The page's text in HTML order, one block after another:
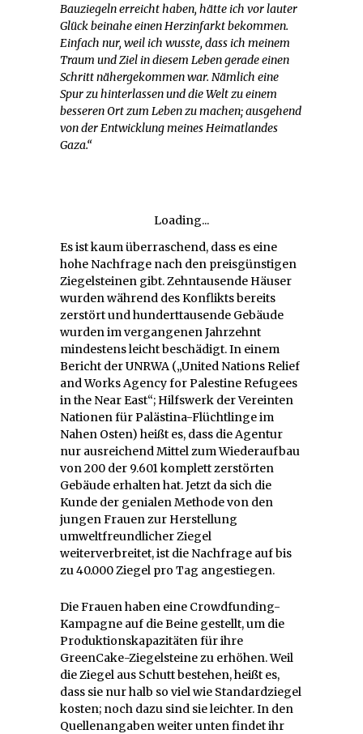
Bauziegeln erreicht haben, hätte ich vor lauter
Glück beinahe einen Herzinfarkt bekommen.
Einfach nur, weil ich wusste, dass ich meinem
Traum und Ziel in diesem Leben gerade einen
Schritt nähergekommen war. Nämlich eine
Spur zu hinterlassen und die Welt zu einem
besseren Ort zum Leben zu machen; ausgehend
von der Entwicklung meines Heimatlandes
Gaza.“
Loading...
Es ist kaum überraschend, dass es eine
hohe Nachfrage nach den preisgünstigen
Ziegelsteinen gibt. Zehntausende Häuser
wurden während des Konflikts bereits
zerstört und hunderttausende Gebäude
wurden im vergangenen Jahrzehnt
mindestens leicht beschädigt. In einem
Bericht der UNRWA („United Nations Relief
and Works Agency for Palestine Refugees
in the Near East“; Hilfswerk der Vereinten
Nationen für Palästina-Flüchtlinge im
Nahen Osten) heißt es, dass die Agentur
nur ausreichend Mittel zum Wiederaufbau
von 200 der 9.601 komplett zerstörten
Gebäude erhalten hat. Jetzt da sich die
Kunde der genialen Methode von den
jungen Frauen zur Herstellung
umweltfreundlicher Ziegel
weiterverbreitet, ist die Nachfrage auf bis
zu 40.000 Ziegel pro Tag angestiegen.
Die Frauen haben eine Crowdfunding-
Kampagne auf die Beine gestellt, um die
Produktionskapazitäten für ihre
GreenCake-Ziegelsteine zu erhöhen. Weil
die Ziegel aus Schutt bestehen, heißt es,
dass sie nur halb so viel wie Standardziegel
kosten; noch dazu sind sie leichter. In den
Quellenangaben weiter unten findet ihr